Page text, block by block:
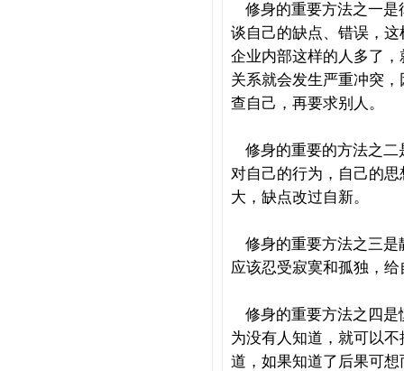
修身的重要方法之一
谈自己的缺点、错误，
企业内部这样的人多了
关系就会发生严重冲突
查自己，再要求别人。
修身的重要的方法之
对自己的行为，自己的
大，缺点改过自新。
修身的重要方法之三
应该忍受寂寞和孤独，
修身的重要方法之四
为没有人知道，就可以
道，如果知道了后果可